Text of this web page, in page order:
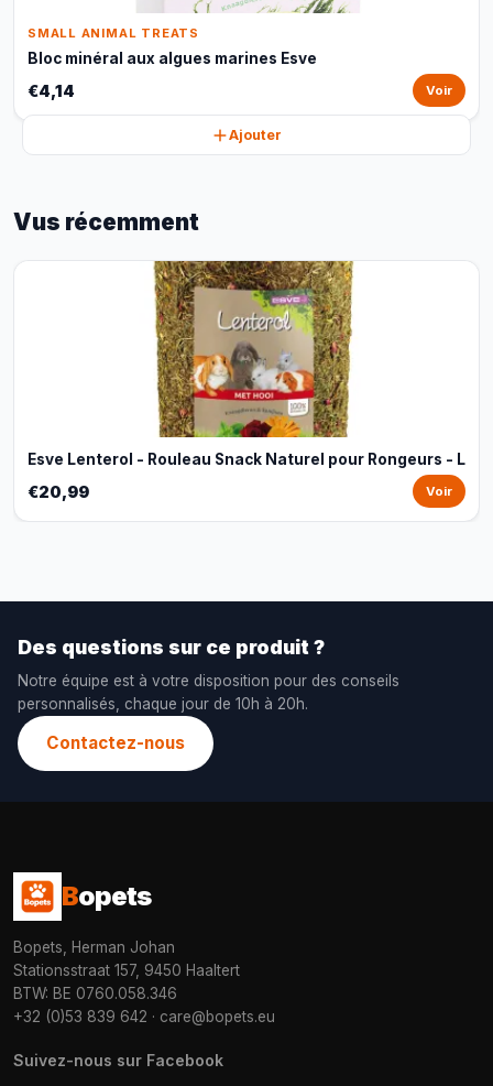
SMALL ANIMAL TREATS
Bloc minéral aux algues marines Esve
€4,14 Voir
Ajouter
Vus récemment
Esve Lenterol - Rouleau Snack Naturel pour Rongeurs - L
€20,99 Voir
Des questions sur ce produit ?
Notre équipe est à votre disposition pour des conseils
personnalisés, chaque jour de 10h à 20h.
Contactez-nous
Bopets
Bopets, Herman Johan
Stationsstraat 157, 9450 Haaltert
BTW: BE 0760.058.346
+32 (0)53 839 642 · care@bopets.eu
Suivez-nous sur Facebook